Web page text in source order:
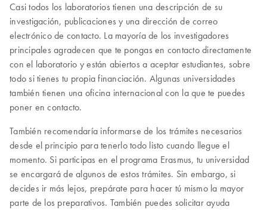
Casi todos los laboratorios tienen una descripción de su
investigación, publicaciones y una dirección de correo
electrónico de contacto. La mayoría de los investigadores
principales agradecen que te pongas en contacto directamente
con el laboratorio y están abiertos a aceptar estudiantes, sobre
todo si tienes tu propia financiación. Algunas universidades
también tienen una oficina internacional con la que te puedes
poner en contacto.
También recomendaría informarse de los trámites necesarios
desde el principio para tenerlo todo listo cuando llegue el
momento. Si participas en el programa Erasmus, tu universidad
se encargará de algunos de estos trámites. Sin embargo, si
decides ir más lejos, prepárate para hacer tú mismo la mayor
parte de los preparativos. También puedes solicitar ayuda